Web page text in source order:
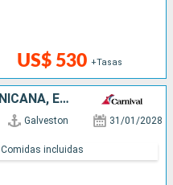
US$ 530 +Tasas
BAHAMAS, REPÚBLICA DOMINICANA, ESTADOS UNIDOS
Galveston 31/01/2028
Comidas incluidas